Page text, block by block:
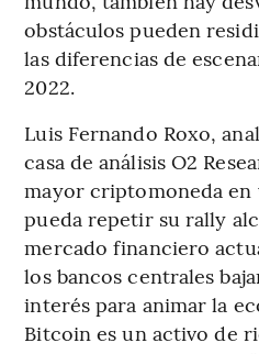
obstáculos pueden
las diferencias de
2022.
Luis Fernando Roxo,
casa de análisis O2
mayor criptomoneda en
pueda repetir su rally
mercado financiero
los bancos centrales
interés para animar la
Bitcoin es un activo de